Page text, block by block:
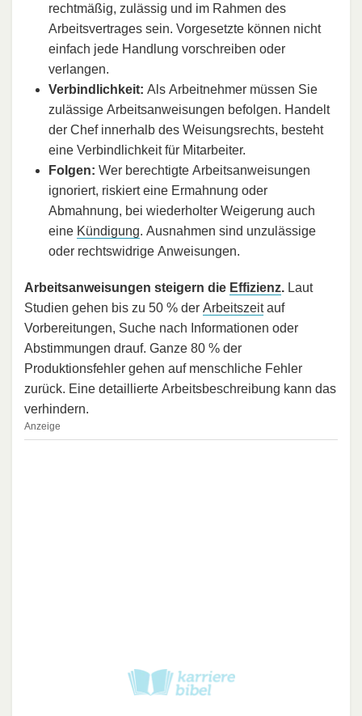
rechtmäßig, zulässig und im Rahmen des
Arbeitsvertrages sein. Vorgesetzte können nicht
einfach jede Handlung vorschreiben oder
verlangen.
Verbindlichkeit: Als Arbeitnehmer müssen Sie
zulässige Arbeitsanweisungen befolgen. Handelt
der Chef innerhalb des Weisungsrechts, besteht
eine Verbindlichkeit für Mitarbeiter.
Folgen: Wer berechtigte Arbeitsanweisungen
ignoriert, riskiert eine Ermahnung oder
Abmahnung, bei wiederholter Weigerung auch
eine Kündigung. Ausnahmen sind unzulässige
oder rechtswidrige Anweisungen.
Arbeitsanweisungen steigern die Effizienz. Laut
Studien gehen bis zu 50 % der Arbeitszeitauf
Vorbereitungen, Suche nach Informationen oder
Abstimmungen drauf. Ganze 80 % der
Produktionsfehler gehen auf menschliche Fehler
zurück. Eine detaillierte Arbeitsbeschreibung kann das
verhindern.
Anzeige